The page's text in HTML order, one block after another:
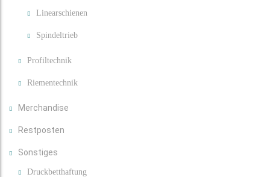
Linearschienen
Spindeltrieb
Profiltechnik
Riementechnik
Merchandise
Restposten
Sonstiges
Druckbetthaftung